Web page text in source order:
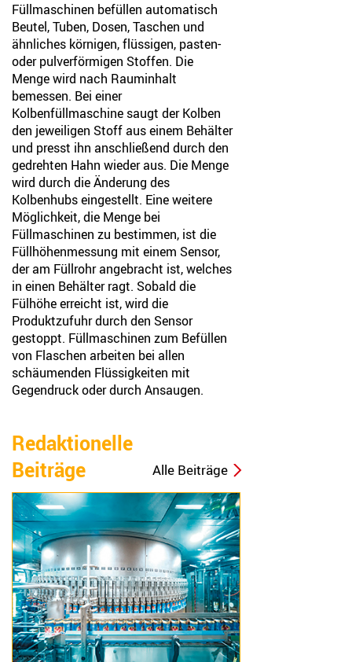
Füllmaschinen befüllen automatisch
Beutel, Tuben, Dosen, Taschen und
ähnliches körnigen, flüssigen, pasten-
oder pulverförmigen Stoffen. Die
Menge wird nach Rauminhalt
bemessen. Bei einer
Kolbenfüllmaschine saugt der Kolben
den jeweiligen Stoff aus einem Behälter
und presst ihn anschließend durch den
gedrehten Hahn wieder aus. Die Menge
wird durch die Änderung des
Kolbenhubs eingestellt. Eine weitere
Möglichkeit, die Menge bei
Füllmaschinen zu bestimmen, ist die
Füllhöhenmessung mit einem Sensor,
der am Füllrohr angebracht ist, welches
in einen Behälter ragt. Sobald die
Fülhöhe erreicht ist, wird die
Produktzufuhr durch den Sensor
gestoppt. Füllmaschinen zum Befüllen
von Flaschen arbeiten bei allen
schäumenden Flüssigkeiten mit
Gegendruck oder durch Ansaugen.
Redaktionelle
Beiträge
Alle Beiträge